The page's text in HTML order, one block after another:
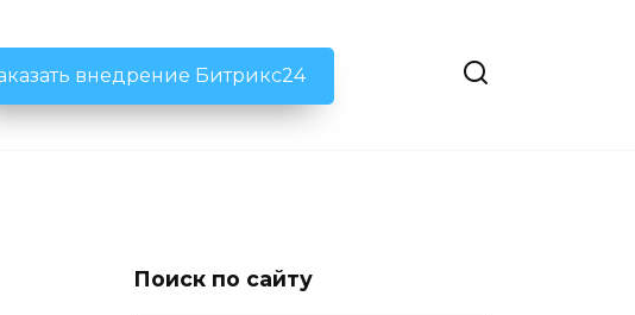
внедрение Битрикс24
Поиск по сайту